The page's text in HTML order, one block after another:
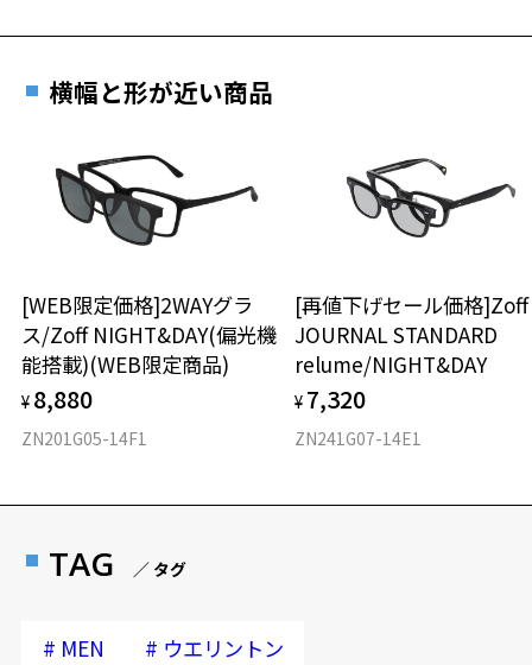
横幅と形が近い商品
[WEB限定価格]2WAYグラ
ス/Zoff NIGHT&DAY(偏光機
能搭載)(WEB限定商品)
¥ 8,880
ZN201G05-14F1
[再値下げセール価格
JOURNAL STANDARD
relume/NIGHT&DAY
¥ 7,320
ZN241G07-14E1
TAG ／ タグ
# MEN # ウエリントン